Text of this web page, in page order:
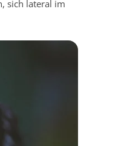
sich lateral im